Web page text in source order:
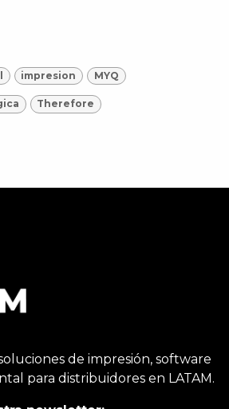
impresion MYQ
Therefore
de impresión, software
para distribuidores en LATAM.